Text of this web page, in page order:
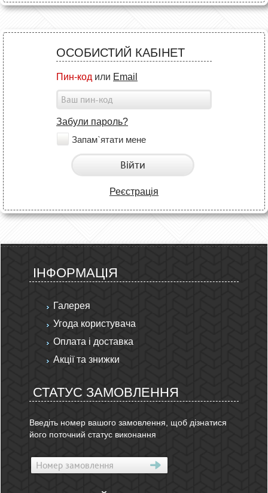
ОСОБИСТИЙ КАБІНЕТ
Пин-код или Email
Забули пароль?
Запам`ятати мене
Війти
Реєстрація
ІНФОРМАЦІЯ
Галерея
Угода користувача
Оплата і доставка
Акції та знижки
СТАТУС ЗАМОВЛЕННЯ
Введіть номер вашого замовлення, щоб дізнатися
його поточний статус виконання